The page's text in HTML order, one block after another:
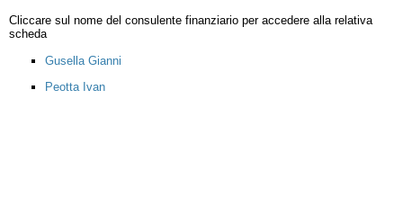
Cliccare sul nome del consulente finanziario per accedere alla relativa
scheda
Gusella Gianni
Peotta Ivan